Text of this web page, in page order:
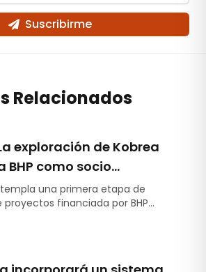
Suscribirme
Relacionados
exploración de Kobrea
BHP como socio
una primera etapa de
financiada por BHP
iniciativas mediante